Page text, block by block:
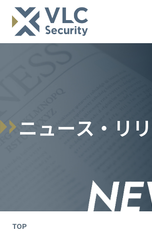
ニュース ・ リ リ
TOP